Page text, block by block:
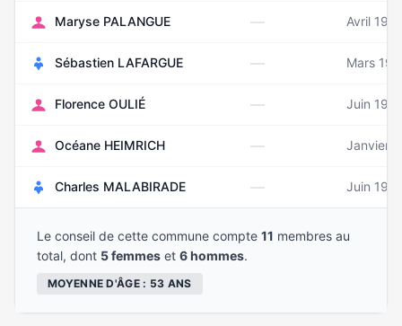
Maryse PALANGUE — Avril
Sébastien LAFARGUE — Mars
Florence OULIÉ — Juin 1972
Océane HEIMRICH — Janvier
Charles MALABIRADE — Juin
Le conseil de cette commune compte 11 membres au
total, dont 5 femmes et 6 hommes.
MOYENNE D'ÂGE : 53 ANS